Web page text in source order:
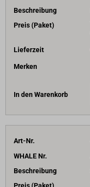
Beschreibung
Preis (Paket)
Lieferzeit
Merken
In den Warenkorb
Art-Nr.
WHALE Nr.
Beschreibung